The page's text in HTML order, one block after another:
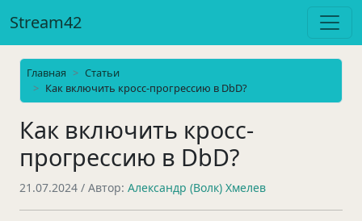
Stream42
Главная
Статьи
Как включить кросс-прогрессию в DbD?
Как включить кросс-
прогрессию в DbD?
21.07.2024 / Автор: Александр (Волк) Хмелев